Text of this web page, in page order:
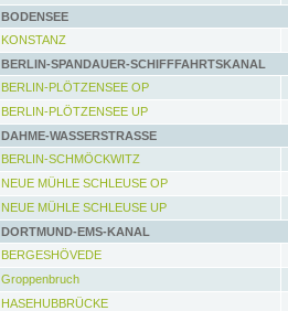
BODENSEE
KONSTANZ
BERLIN-SPANDAUER-SCHIFFFAHRTSKANAL
BERLIN-PLÖTZENSEE OP
BERLIN-PLÖTZENSEE UP
DAHME-WASSERSTRASSE
BERLIN-SCHMÖCKWITZ
NEUE MÜHLE SCHLEUSE OP
NEUE MÜHLE SCHLEUSE UP
DORTMUND-EMS-KANAL
BERGESHÖVEDE
Groppenbruch
HASEHUBBRÜCKE